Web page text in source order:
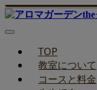
TOP
教室について
コースと料金